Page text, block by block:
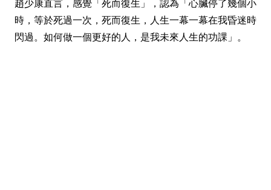
趙少康直言，感覺「死而復生」，認為「心臟停了幾個小
時，等於死過一次，死而復生，人生一幕一幕在我昏迷時
閃過。如何做一個更好的人，是我未來人生的功課」。